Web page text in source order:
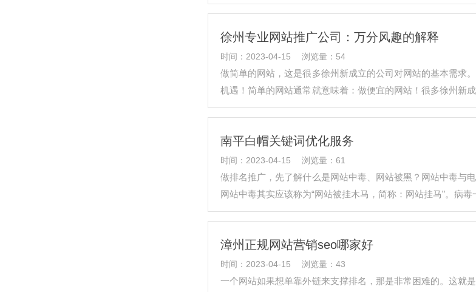
大局部的阅读器的，…
徐州专业网站推广公司：万分风趣的解释
时间：2023-04-15 浏览量：54
做简单的网站，这是很多徐州新成立的公司对网站的基本需求
机遇！简单的网站通常就意味着：做便宜的网站！很多徐州新
疑虑不前。综合评述…
南平白帽关键词优化服务
时间：2023-04-15 浏览量：61
做排名推广，先了解什么是网站中毒、网站被黑？网站中毒与
网站中毒其实应该称为“网站被挂木马，简称：网站挂马”。病
漳州正规网站营销seo哪家好
时间：2023-04-15 浏览量：43
一个网站如果想单靠外链来支撑排名，那是非常困难的。这就